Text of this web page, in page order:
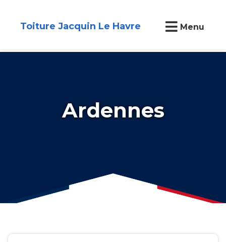
Toiture Jacquin Le Havre Menu
Ardennes